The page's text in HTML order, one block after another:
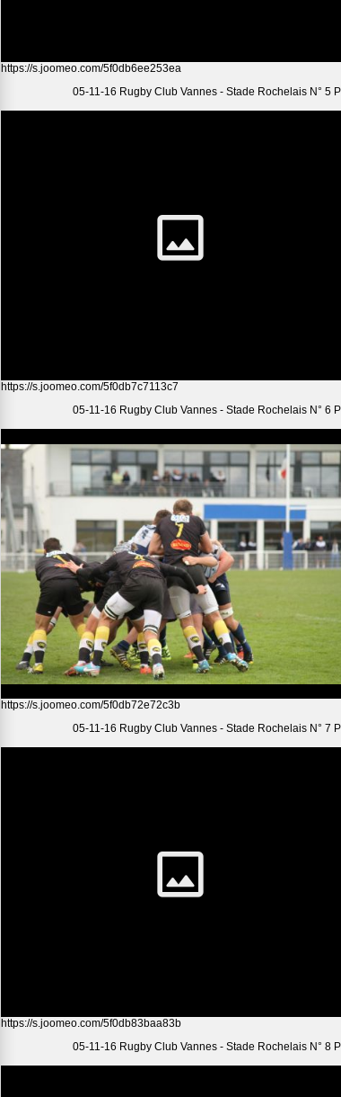
https://s.joomeo.com/5f0db6ee253ea
05-11-16 Rugby Club Vannes - Stade Rochelais N° 5
https://s.joomeo.com/5f0db7c7113c7
05-11-16 Rugby Club Vannes - Stade Rochelais N° 6
https://s.joomeo.com/5f0db72e72c3b
05-11-16 Rugby Club Vannes - Stade Rochelais N° 7
https://s.joomeo.com/5f0db83baa83b
05-11-16 Rugby Club Vannes - Stade Rochelais N° 8